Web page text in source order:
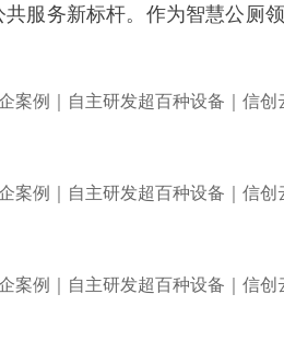
服务新标杆。作为智慧公厕